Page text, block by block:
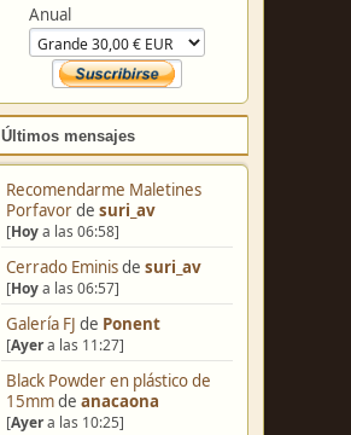
Anual
Últimos mensajes
Recomendarme Maletines
Porfavorde suri_av
[Hoya las 06:58]
Cerrado Eminisde suri_av
[Hoya las 06:57]
Galería FJ de Ponent
[Ayera las 11:27]
Black Powder en plástico de
15mmde anacaona
[Ayera las 10:25]